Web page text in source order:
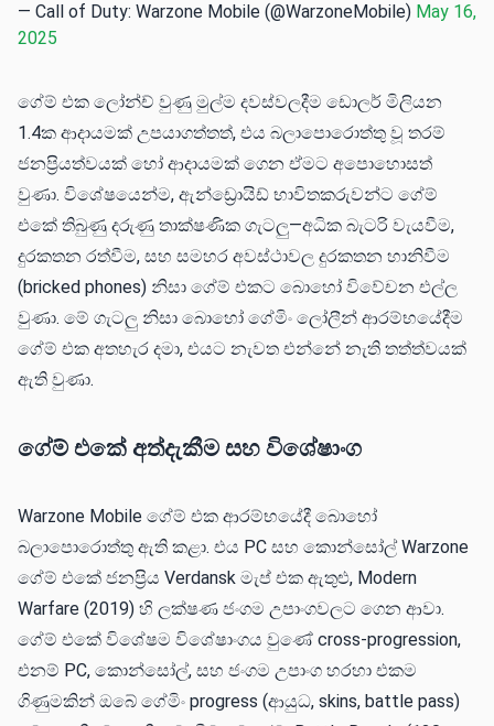
— Call of Duty: Warzone Mobile (@WarzoneMobile) May 16,
2025
ගේම් එක ලෝන්ච් වුණු මුල්ම දවස්වලදීම ඩොලර් මිලියන
1.4ක ආදායමක් උපයාගත්තත්, එය බලාපොරොත්තු වූ තරම්
ජනප්‍රියත්වයක් හෝ ආදායමක් ගෙන ඒමට අපොහොසත්
වුණා. විශේෂයෙන්ම, ඇන්ඩ්‍රොයිඩ් භාවිතකරුවන්ට ගේම්
එකේ තිබුණු දරුණු තාක්ෂණික ගැටලු—අධික බැටරි වැයවීම,
දුරකතන රත්වීම, සහ සමහර අවස්ථාවල දුරකතන හානිවීම
(bricked phones) නිසා ගේම් එකට බොහෝ විවේචන එල්ල
වුණා. මේ ගැටලු නිසා බොහෝ ගේමිං ලෝලීන් ආරම්භයේදීම
ගේම් එක අතහැර දමා, එයට නැවත එන්නේ නැති තත්ත්වයක්
ඇති වුණා.
ගේම් එකේ අත්දැකීම සහ විශේෂාංග
Warzone Mobile ගේම් එක ආරම්භයේදී බොහෝ
බලාපොරොත්තු ඇති කළා. එය PC සහ කොන්සෝල් Warzone
ගේම් එකේ ජනප්‍රිය Verdansk මැප් එක ඇතුළු, Modern
Warfare (2019) හි ලක්ෂණ ජංගම උපාංගවලට ගෙන ආවා.
ගේම් එකේ විශේෂම විශේෂාංගය වුණේ cross-progression,
එනම් PC, කොන්සෝල්, සහ ජංගම උපාංග හරහා එකම
ගිණුමකින් ඔබේ ගේමිං progress (ආයුධ, skins, battle pass)